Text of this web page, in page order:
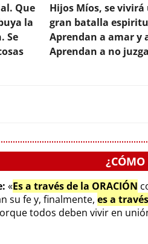
Que
la
Se
Hijos Míos, se vivirá
gran batalla
Aprendan a amar y
Aprendan a no
¿CÓMO
«Es a través de la ORACIÓN
su fe y, finalmente, es a
todos deben vivir en